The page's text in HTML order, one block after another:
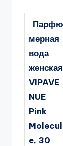
Парфю
мерная
вода
женская
VIPAVE
NUE
Pink
Molecul
e, 30